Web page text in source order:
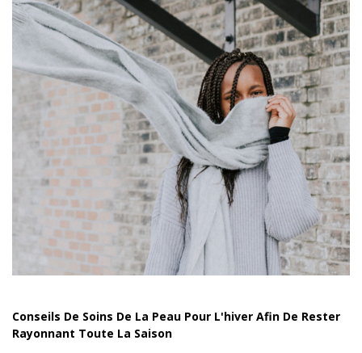
Conseils De Soins De La Peau Pour L'hiver Afin De Rester
Rayonnant Toute La Saison